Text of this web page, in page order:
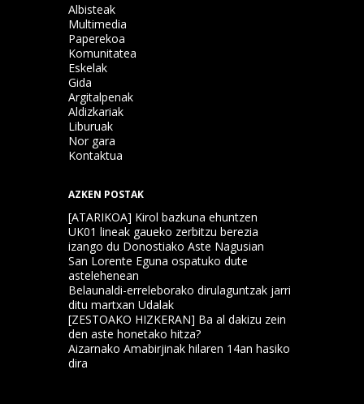
Albisteak
Multimedia
Paperekoa
Komunitatea
Eskelak
Gida
Argitalpenak
Aldizkariak
Liburuak
Nor gara
Kontaktua
AZKEN POSTAK
[ATARIKOA] Kirol bazkuna ehuntzen
UK01 lineak gaueko zerbitzu berezia
izango du Donostiako Aste Nagusian
San Lorente Eguna ospatuko dute
astelehenean
Belaunaldi-erreleborako dirulaguntzak jarri
ditu martxan Udalak
[ZESTOAKO HIZKERAN] Ba al dakizu zein
den aste honetako hitza?
Aizarnako Amabirjinak hilaren 14an hasiko
dira